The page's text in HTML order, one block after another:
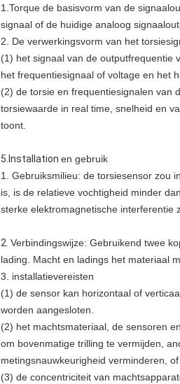
1.Torque de basisvorm van de
signaal of de huidige analoog
2. De verwerkingsvorm van het
(1) het signaal van de outputfrequentie
het frequentiesignaal of voltage en het
(2) de torsie en frequentiesignalen van
torsiewaarde in real time, snelheid en
toont.
5.Installation en gebruik
1. Gebruiksmilieu: de torsiesensor
is, is de relatieve vochtigheid minder
sterke elektromagnetische interferentie
2. Verbindingswijze: Gebruikend twee
lading. Macht en ladings het materiaal
3. installatievereisten
(1) de sensor kan horizontaal of
worden aangesloten.
(2) het machtsmateriaal, de sensoren
om bovenmatige trilling te vermijden,
metingsnauwkeurigheid verminderen,
(3) de concentriciteit van